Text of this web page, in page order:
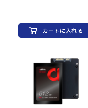
SSD：256GB ビデオチップ：Apple
ップ 8コアGPU 16コアNeural
ID 無線LAN：IEEE802.11a/b/g/n/
Bluetooth：Bluetooth 5.3 幅x高さx
304.1x11.3x215 mm 重量：1.24 kg
ー：スカイブルー 付属品：30W
源アダプタ、USB-C→MagSafe 3ケ
（2 m） 保証期間：1年
カートに入れる